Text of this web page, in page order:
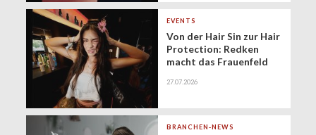
(Minijobs)
EVENTS
Von der Hair Sin zur Hair
Protection: Redken
macht das Frauenfeld
gesundes Haar
27.07.2026
BRANCHEN-NEWS